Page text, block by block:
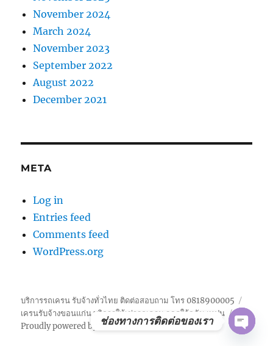
November 2024
March 2024
November 2023
September 2022
August 2022
December 2021
META
Log in
Entries feed
Comments feed
WordPress.org
บริการรถเครน รับจ้างทั่วไทย ติดต่อสอบถาม โทร 0818900005
เครนรับจ้างขอนแก่น บริการให้เช่ารถเครน จอดใก้ลฉัน เทปูน
Proudly powered by WordPressช่องทางการติดต่อของเรา
OPEN